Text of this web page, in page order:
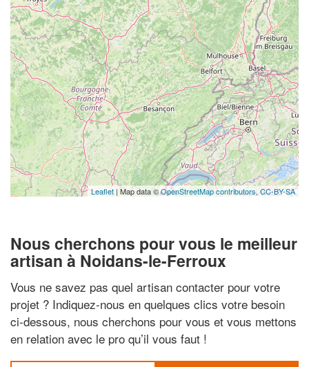
Leaflet | Map data ©OpenStreetMap contributors,CC-BY-SA
Nous cherchons pour vous le meilleur
artisan à Noidans-le-Ferroux
Vous ne savez pas quel artisan contacter pour votre
projet ? Indiquez-nous en quelques clics votre besoin
ci-dessous, nous cherchons pour vous et vous mettons
en relation avec le pro qu’il vous faut !